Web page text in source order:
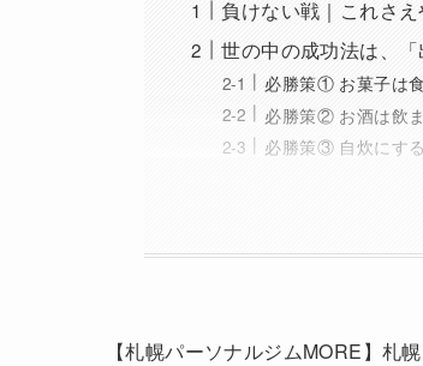
負けない戦｜これさ
世の中の成功法は、
必勝策① お菓子は
必勝策② お酒は飲
必勝策③ 自炊にする
【札幌パーソナルジムMORE】札